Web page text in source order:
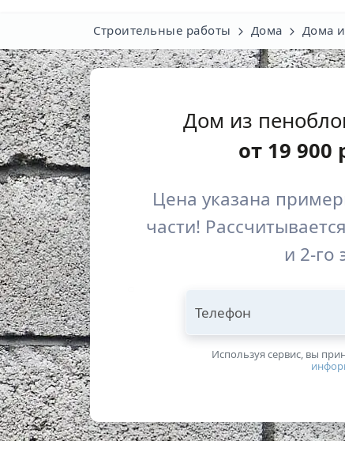
Строительные работы Дома Дома
Дом из
от 19 900
Цена указана
части!
и 2-го
Телефон
Используя сервис, вы